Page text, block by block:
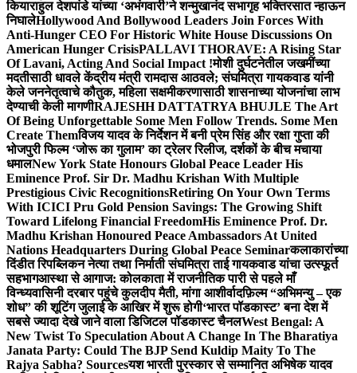
कियाराहुल देशपांडे यांच्या ‘अभंगवारी’ने शन्मुखानंद सभागृह भक्तिरसात न्हाऊन
निघालेHollywood And Bollywood Leaders Join Forces With
Anti-Hunger CEO For Historic White House Discussions On
American Hunger CrisisPALLAVI THORAVE: A Rising Star
Of Lavani, Acting And Social Impact !मोशी दुर्घटनेतील जखमींच्या
मदतीसाठी धावले केंद्रीय मंत्री रामदास आठवले; संघमित्रा गायकवाड यांनी
केले जननेतृत्वाचे कौतुक, महिला सक्षमीकरणासाठी शासनाच्या योजनांचा लाभ
देण्याची केली मागणीRAJESHH DATTATRYA BHUJLE The Art
Of Being Unforgettable Some Men Follow Trends. Some Men
Create Themविजय यादव के निर्देशन में बनी प्रेम सिंह और रक्षा गुप्ता की
भोजपुरी फिल्म ‘जोरू का गुलाम’ का ट्रेलर रिलीज, दर्शकों के बीच मचाया
धमालNew York State Honours Global Peace Leader His
Eminence Prof. Sir Dr. Madhu Krishan With Multiple
Prestigious Civic RecognitionsRetiring On Your Own Terms
With ICICI Pru Gold Pension Savings: The Growing Shift
Toward Lifelong Financial FreedomHis Eminence Prof. Dr.
Madhu Krishan Honoured Peace Ambassadors At United
Nations Headquarters During Global Peace Seminarकलाकारांच्या
दिंडीत रिपब्लिकन नेत्या तथा निर्माती संघमित्रा ताई गायकवाड यांचा उत्स्फूर्त
सहभागआस्था से आगाज: कोलकाता में राजनीतिक पारी से पहले माँ
विन्ध्यवासिनी दरबार पहुंचे कुलदीप मैती, मांगा आशीर्वादफ़िल्म “अभिमन्यु – एक
शोध” की शूटिंग जुलाई के आखिर में शुरू होगी‘भारत पॉडकास्ट’ बना देश में
सबसे ज्यादा देखे जाने वाला डिजिटल पॉडकास्ट चैनलWest Bengal: A
New Twist To Speculation About A Change In The Bharatiya
Janata Party: Could The BJP Send Kuldip Maity To The
Rajya Sabha? Sourcesयश भारती पुरस्कार से सम्मानित अभिषेक यादव